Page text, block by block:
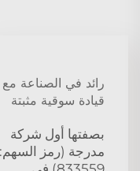
رائد في الصناعة مع
قيادة سوقية مثبتة
بصفتها أول شركة
مدرجة (رمز السهم: